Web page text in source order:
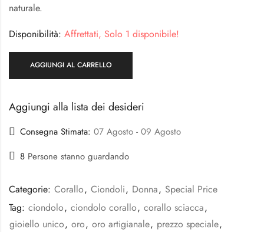
naturale.
Disponibilità: Affrettati, Solo 1 disponibile!
AGGIUNGI AL CARRELLO
Aggiungi alla lista dei desideri
Consegna Stimata: 07 Agosto - 09 Agosto
8 Persone stanno guardando
Categorie: Corallo, Ciondoli, Donna, Special Price
Tag: ciondolo, ciondolo corallo, corallo sciacca,
gioiello unico, oro, oro artigianale, prezzo speciale,